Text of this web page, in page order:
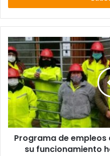
Programa
de
empleos
de
emergencia
comenzó
su
funcionamiento
hasta
Marzo
Programa de
su funcionamiento